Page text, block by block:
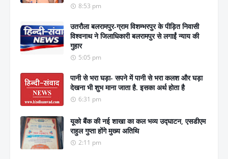
8:53 pm
उतरौला बलरामपुर-ग्राम विशम्भरपुर के पीड़ित निवासी
विश्वनाथ ने जिलाधिकारी बलरामपुर से लगाईं न्याय की
गुहार
5:05 pm
पानी से भरा घड़ा- सपने में पानी से भरा कलश और घड़ा
देखना भी शुभ माना जाता है. इसका अर्थ होता है
6:31 pm
यूको बैंक की नई शाखा का कल भव्य उद्घाटन, एसडीएम
राहुल गुप्ता होंगे मुख्य अतिथि
2:11 pm